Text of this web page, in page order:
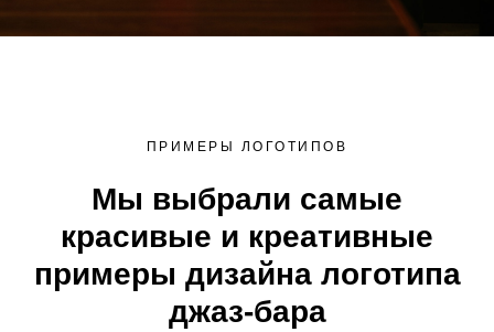
ПРИМЕРЫ ЛОГОТИПОВ
Мы выбрали самые
красивые и креативные
примеры дизайна логотипа
джаз-бара